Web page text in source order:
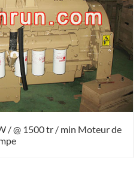
/ @ 1500 tr / min Moteur de